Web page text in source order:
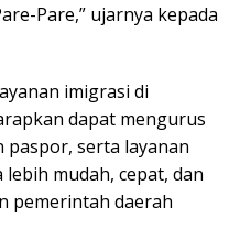
Pare,” ujarnya kepada
imigrasi di
dapat mengurus
serta layanan
mudah, cepat, dan
pemerintah daerah